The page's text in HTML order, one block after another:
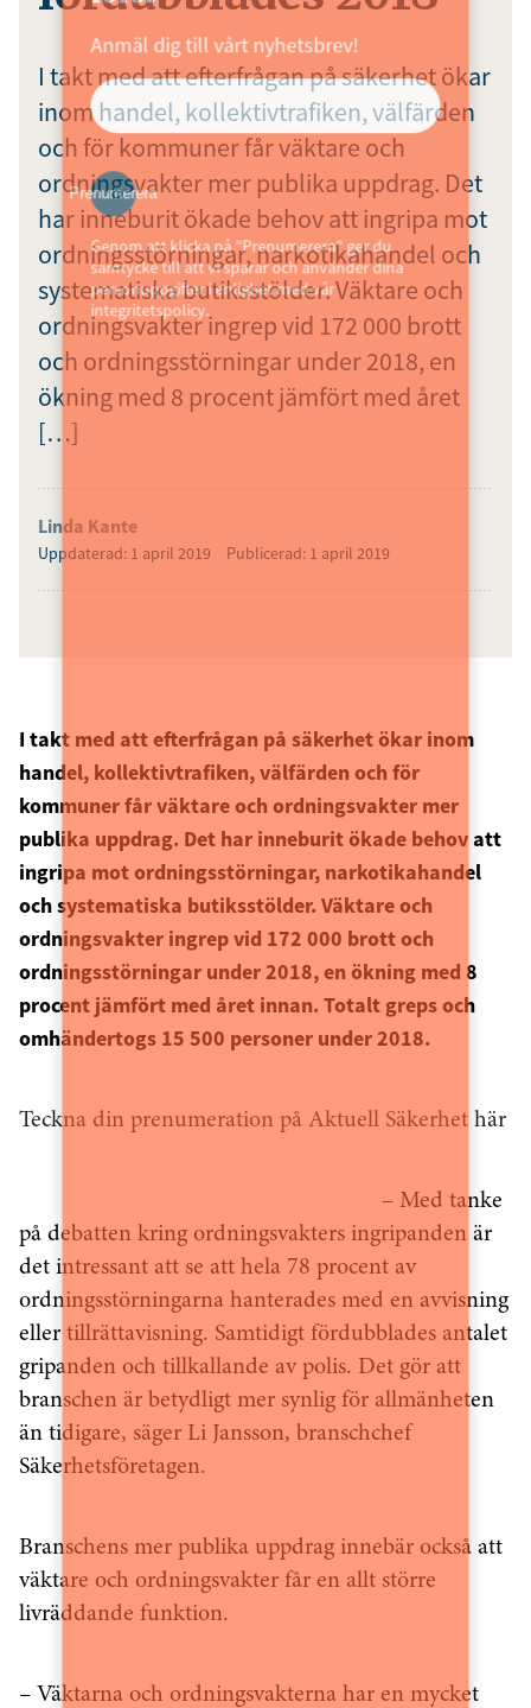
I takt med att efterfrågan på säkerhet ökar
inom handel, kollektivtrafiken, välfärden
och för kommuner får väktare och
ordningsvakter mer publika uppdrag. Det
har inneburit ökade behov att ingripa mot
ordningsstörningar, narkotikahandel och
systematiska butiksstölder. Väktare och
ordningsvakter ingrep vid 172 000 brott
och ordningsstörningar under 2018, en
ökning med 8 procent jämfört med året
[…]
Linda Kante
Uppdaterad: 1 april 2019 Publicerad: 1 april 2019
I takt med att efterfrågan på säkerhet ökar inom
handel, kollektivtrafiken, välfärden och för
kommuner får väktare och ordningsvakter mer
publika uppdrag. Det har inneburit ökade behov att
ingripa mot ordningsstörningar, narkotikahandel
och systematiska butiksstölder. Väktare och
ordningsvakter ingrep vid 172 000 brott och
ordningsstörningar under 2018, en ökning med 8
procent jämfört med året innan. Totalt greps och
omhändertogs 15 500 personer under 2018.
Teckna din prenumeration på Aktuell Säkerhet här
– Med tanke
på debatten kring ordningsvakters ingripanden är
det intressant att se att hela 78 procent av
ordningsstörningarna hanterades med en avvisning
eller tillrättavisning. Samtidigt fördubblades antalet
gripanden och tillkallande av polis. Det gör att
branschen är betydligt mer synlig för allmänheten
än tidigare, säger Li Jansson, branschchef
Säkerhetsföretagen.
Branschens mer publika uppdrag innebär också att
väktare och ordningsvakter får en allt större
livräddande funktion.
– Väktarna och ordningsvakterna har en mycket
Anmäl dig till vårt nyhetsbrev!
Prenumerera
Genom att klicka på "Prenumerera" ger du
samtycke till att vi sparar och använder dina
personuppgifter i enlighet med vår
integritetspolicy.